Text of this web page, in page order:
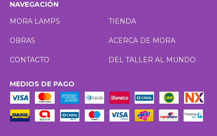
NAVEGACIÓN
MORA LAMPS
TIENDA
OBRAS ACERCA DE MORA
CONTACTO DEL TALLER AL MUNDO
MEDIOS DE PAGO